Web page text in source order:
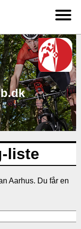
liste
Aarhus. Du får en